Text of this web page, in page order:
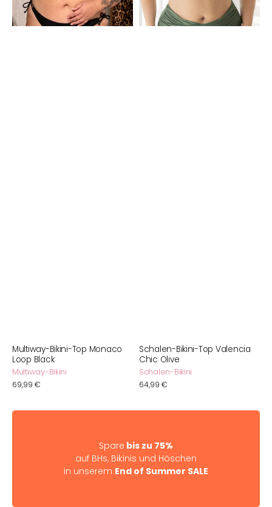
Multiway-Bikini-Top Monaco
Loop Black
Multiway-Bikini
Normaler
69,99 €
Schalen-Bikini-Top Valencia
Chic Olive
Schalen-Bikini
Normaler
64,99 €
Spare bis zu 75%
auf BHs, Bikinis und Höschen
in unserem End of Summer SALE